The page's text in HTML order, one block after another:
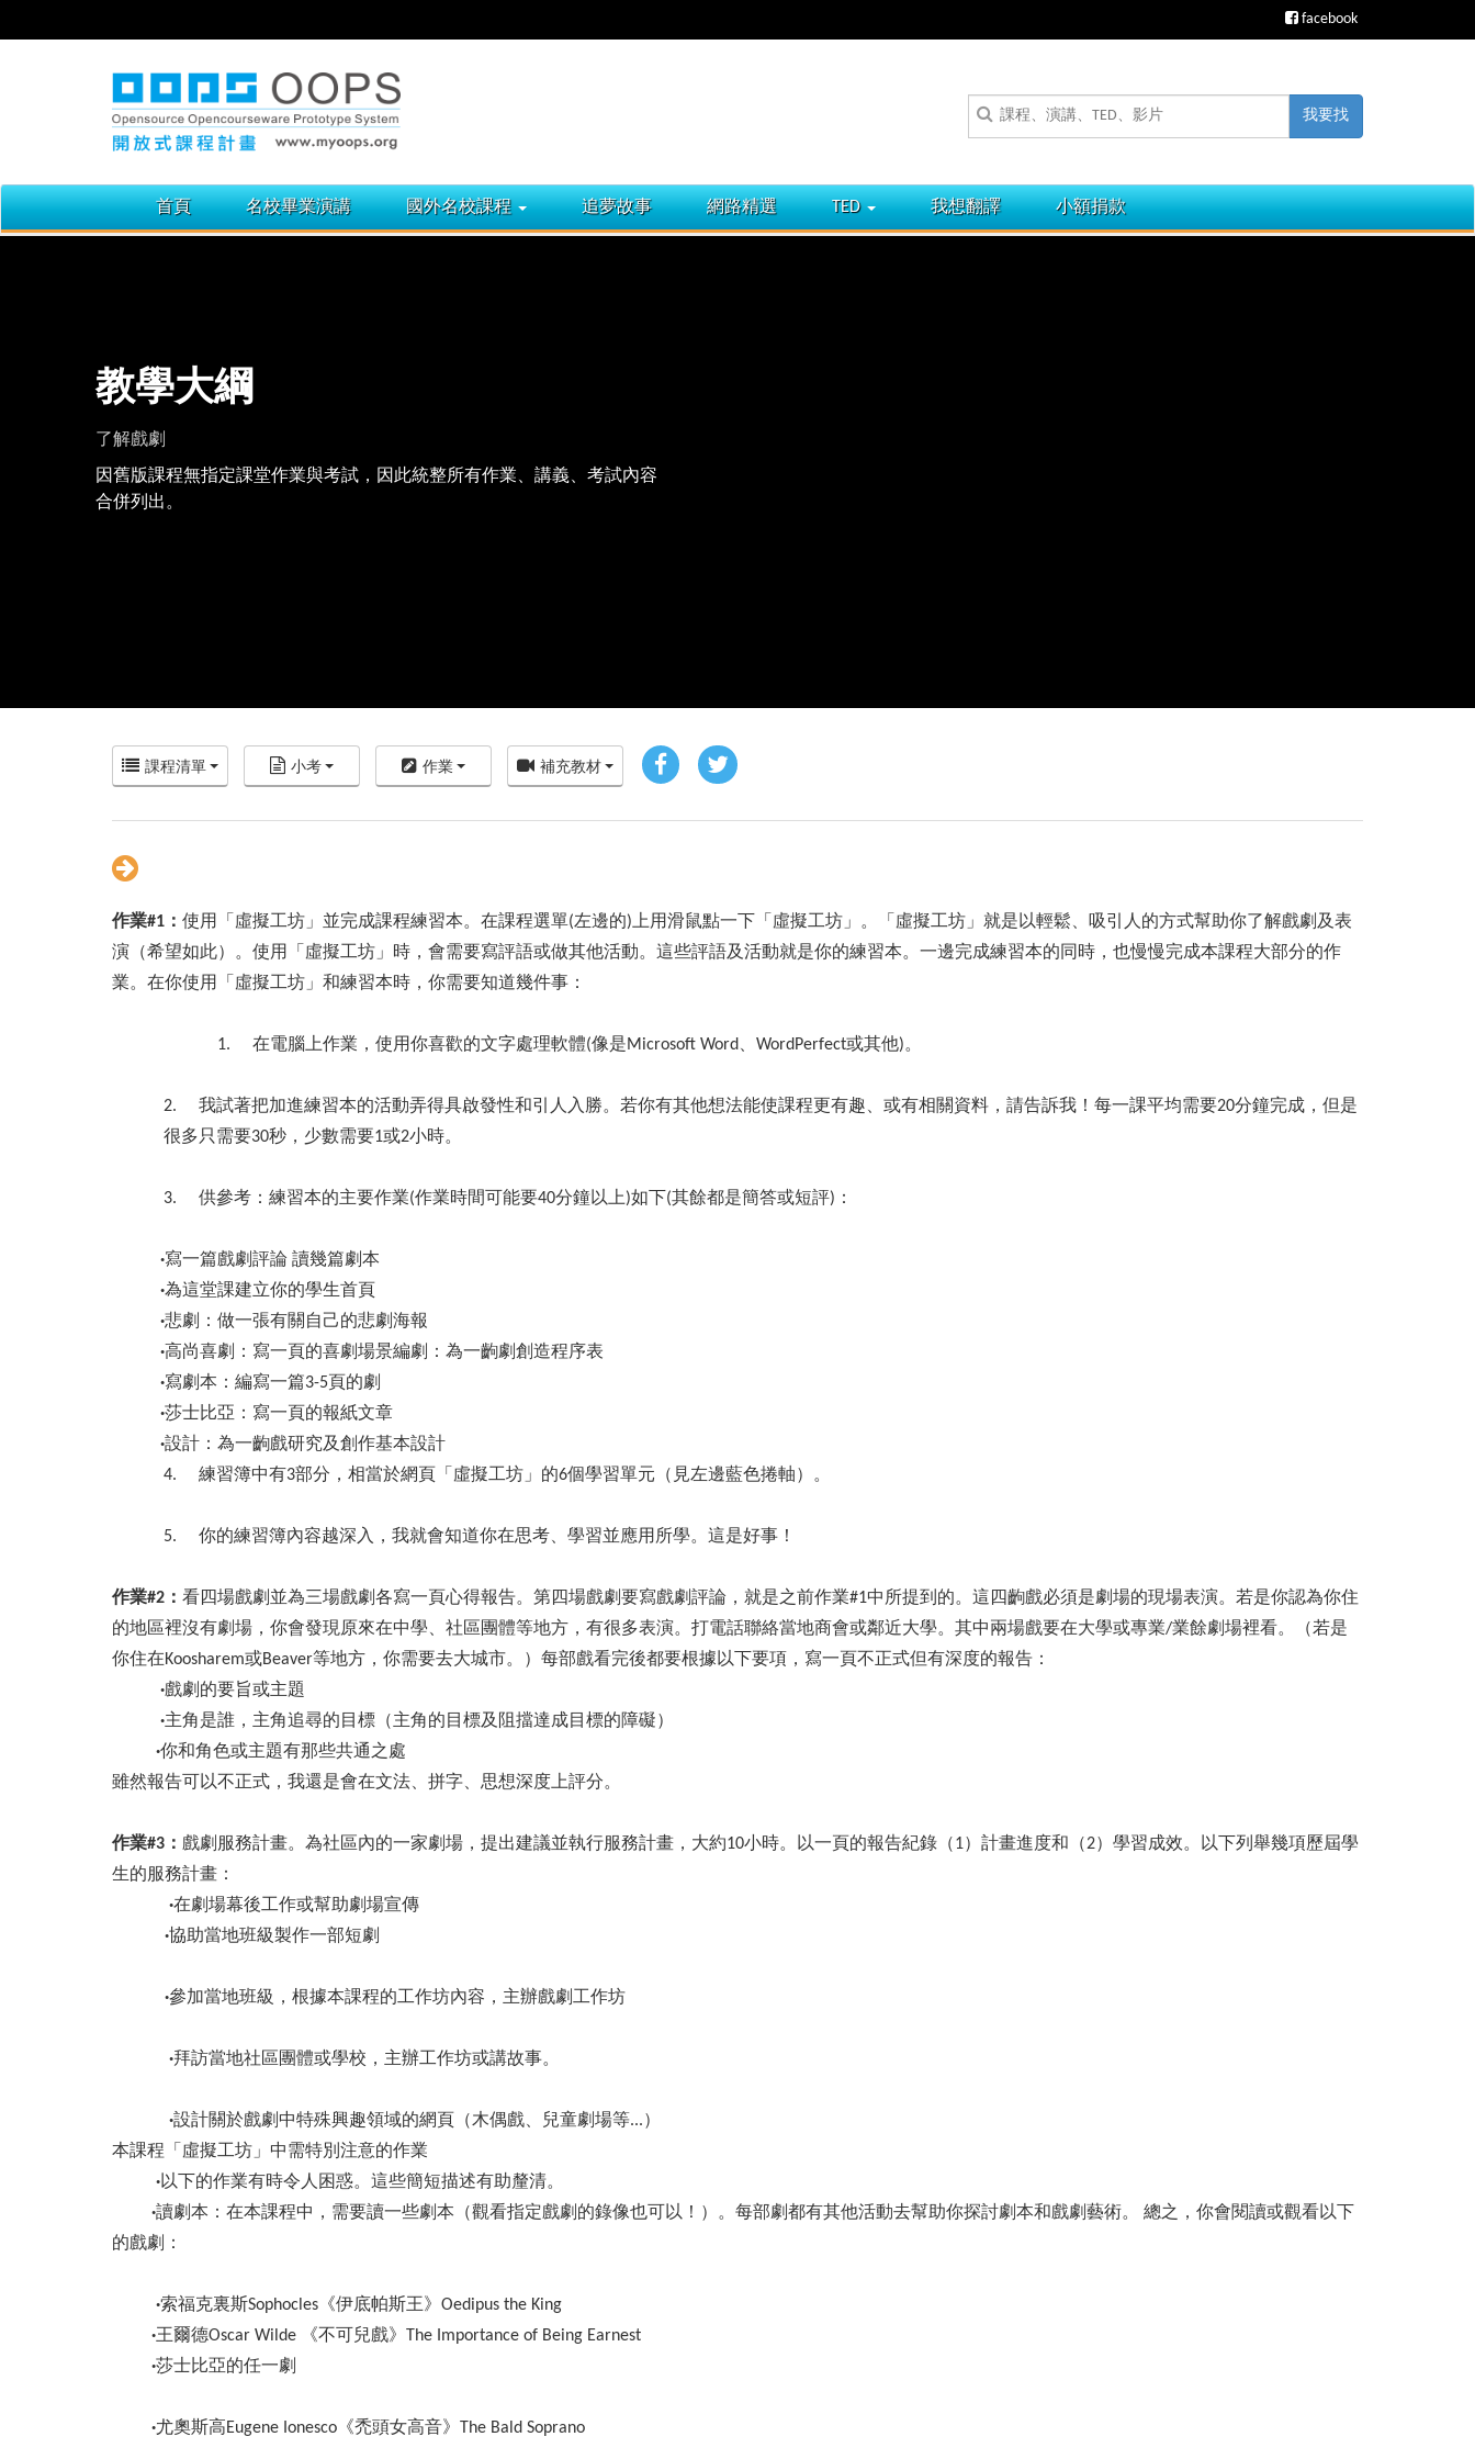
facebook
我要找
首頁 名校畢業演講 國外名校課程 追夢故事 網路精選 TED 我想翻譯 小額捐款
教學大綱
了解戲劇
因舊版課程無指定課堂作業與考試，因此統整所有作業、講義、考試內容
合併列出。
課程清單 小考 作業 補充教材
作業#1 ： 使用「虛擬工坊」並完成課程練習本。在課程選單(左邊的)上用滑鼠點一下「虛擬工坊」。「虛擬工坊」就是以輕鬆、吸引人的方式幫助你了解戲劇及表
演（希望如此）。使用「虛擬工坊」時，會需要寫評語或做其他活動。這些評語及活動就是你的練習本。一邊完成練習本的同時，也慢慢完成本課程大部分的作
業。在你使用「虛擬工坊」和練習本時，你需要知道幾件事：
1. 在電腦上作業，使用你喜歡的文字處理軟體(像是Microsoft Word、WordPerfect或其他)。
2. 我試著把加進練習本的活動弄得具啟發性和引人入勝。若你有其他想法能使課程更有趣、或有相關資料，請告訴我！每一課平均需要20分鐘完成，但是
很多只需要30秒，少數需要1或2小時。
3. 供參考：練習本的主要作業(作業時間可能要40分鐘以上)如下(其餘都是簡答或短評)：
·寫一篇戲劇評論 讀幾篇劇本
·為這堂課建立你的學生首頁
·悲劇：做一張有關自己的悲劇海報
·高尚喜劇：寫一頁的喜劇場景編劇：為一齣劇創造程序表
·寫劇本：編寫一篇3-5頁的劇
·莎士比亞：寫一頁的報紙文章
·設計：為一齣戲研究及創作基本設計
4. 練習簿中有3部分，相當於網頁「虛擬工坊」的6個學習單元（見左邊藍色捲軸）。
5. 你的練習簿內容越深入，我就會知道你在思考、學習並應用所學。這是好事！
作業#2 ： 看四場戲劇並為三場戲劇各寫一頁心得報告。第四場戲劇要寫戲劇評論，就是之前作業#1中所提到的。這四齣戲必須是劇場的現場表演。若是你認為你住
的地區裡沒有劇場，你會發現原來在中學、社區團體等地方，有很多表演。打電話聯絡當地商會或鄰近大學。其中兩場戲要在大學或專業/業餘劇場裡看。（若是
你住在Koosharem或Beaver等地方，你需要去大城市。）每部戲看完後都要根據以下要項，寫一頁不正式但有深度的報告：
·戲劇的要旨或主題
·主角是誰，主角追尋的目標（主角的目標及阻擋達成目標的障礙）
·你和角色或主題有那些共通之處
雖然報告可以不正式，我還是會在文法、拼字、思想深度上評分。
作業#3 ： 戲劇服務計畫。為社區內的一家劇場，提出建議並執行服務計畫，大約10小時。以一頁的報告紀錄（1）計畫進度和（2）學習成效。以下列舉幾項歷屆學
生的服務計畫：
·在劇場幕後工作或幫助劇場宣傳
·協助當地班級製作一部短劇
·參加當地班級，根據本課程的工作坊內容，主辦戲劇工作坊
·拜訪當地社區團體或學校，主辦工作坊或講故事。
·設計關於戲劇中特殊興趣領域的網頁（木偶戲、兒童劇場等...）
本課程「虛擬工坊」中需特別注意的作業
·以下的作業有時令人困惑。這些簡短描述有助釐清。
·讀劇本：在本課程中，需要讀一些劇本（觀看指定戲劇的錄像也可以！）。每部劇都有其他活動去幫助你探討劇本和戲劇藝術。 總之，你會閱讀或觀看以下
的戲劇：
·索福克裏斯Sophocles《伊底帕斯王》Oedipus the King
·王爾德Oscar Wilde 《不可兒戲》The Importance of Being Earnest
·莎士比亞的任一劇
·尤奧斯高Eugene Ionesco《禿頭女高音》The Bald Soprano